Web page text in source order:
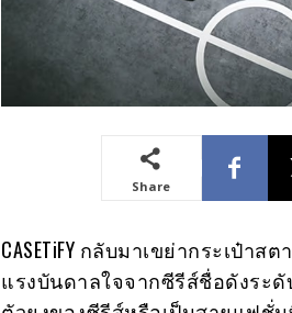
Share
CASETiFY กลับมาเขย่ากระเป๋
แรงบันดาลใจจากซีรีส์ชื่อดังระดั